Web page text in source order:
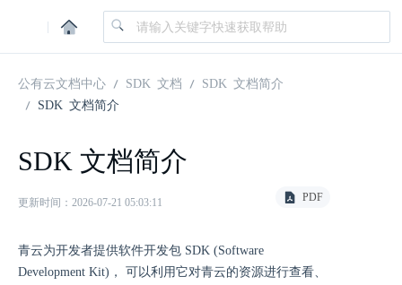
|
公有云文档中心 SDK 文档
SDK 文档简介
SDK 文档简介
SDK 文档简介
更新时间：2026-07-21 05:03:11 PDF
青云为开发者提供软件开发包 SDK (Software
Development Kit)， 可以利用它对青云的资源进行查看、